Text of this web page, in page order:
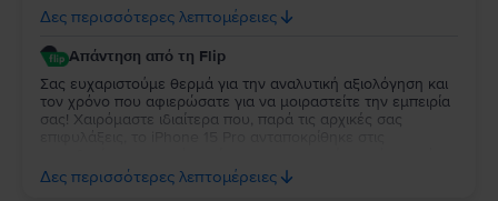
Κατά τα άλλα το κινητό λειτουργεί όπως θα έπρεπε, η οθόνη
είναι απίστευτη και η κάμερες εξίσου τέλειες. Έχω διαβάσει
από άλλα σχόλια με κακές κριτικές ότι τα κινητά που τους
έστελναν είχαν κάποια δυσλειτουργία είτε με τον έναν είτε
με τον άλλον τρόπο αλλά εγώ προσωπικά πιστεύω το κινητό
λειτουργεί άψογα και χωρίς την παραμικρή δυσλειτουργία.
Δες περισσότερες λεπτομέρειες
Απάντηση από τη Flip
Σας ευχαριστούμε θερμά για την αναλυτική αξιολόγηση και
τον χρόνο που αφιερώσατε για να μοιραστείτε την εμπειρία
σας! Χαιρόμαστε ιδιαίτερα που, παρά τις αρχικές σας
την κατάστασή της όσο και από την απόδοσή της. Η
εμπιστοσύνη σας και τα σχόλιά σας είναι ιδιαίτερα σημαντικά
Δες περισσότερες λεπτομέρειες